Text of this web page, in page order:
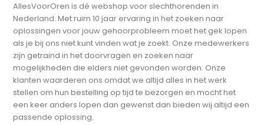
AllesVoorOren is dé webshop voor slechthorenden in
Nederland. Met ruim 10 jaar ervaring in het zoeken naar
oplossingen voor jouw gehoorprobleem moet het gek lopen
als je bij ons niet kunt vinden wat je zoekt. Onze medewerkers
zijn getraind in het doorvragen en zoeken naar
mogelijkheden die elders niet gevonden worden. Onze
klanten waarderen ons omdat we altijd alles in het werk
stellen om hun bestelling op tijd te bezorgen en mocht het
een keer anders lopen dan gewenst dan bieden wij altijd een
passende oplossing.